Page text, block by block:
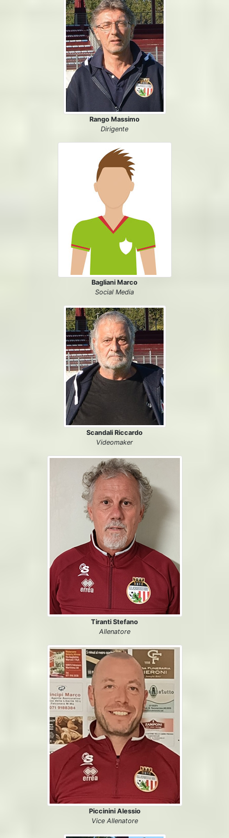
Rango Massimo
Dirigente
Bagliani Marco
Social Media
Scandali Riccardo
Videomaker
Tiranti Stefano
Allenatore
Piccinini Alessio
Vice Allenatore